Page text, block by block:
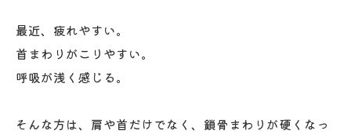
最近、疲れやすい。
首まわりがこりやすい。
呼吸が浅く感じる。
そんな方は、肩や首だけでなく、鎖骨まわりが硬くなっ